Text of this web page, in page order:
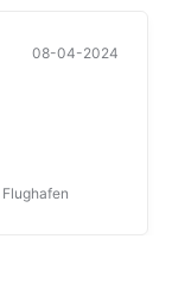
08-04-2024